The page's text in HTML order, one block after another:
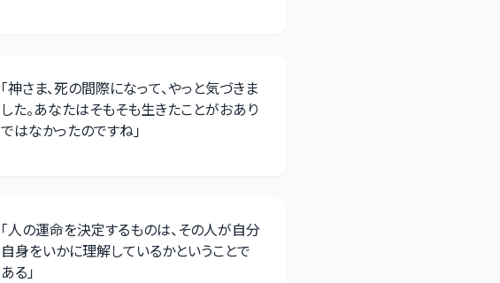
「神さま、死の間際になって、やっと気づきま
した。あなたはそもそも生きたことがおあり
ではなかったのですね」
「人の運命を決定するものは、その人が自分
自身をいかに理解しているかということで
ある」